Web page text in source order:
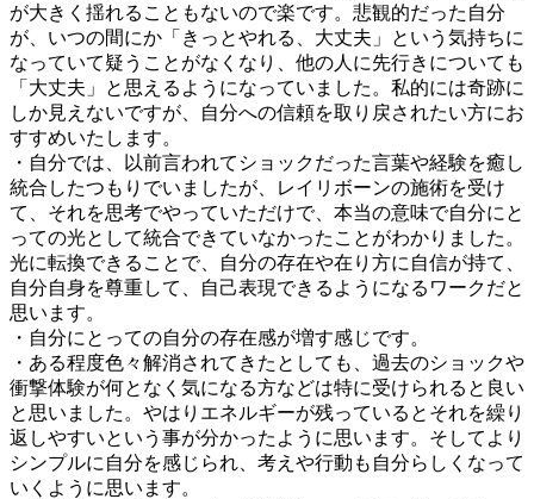
が大きく揺れることもないので楽です。悲観的だった自分
が、いつの間にか「きっとやれる、大丈夫」という気持ちに
なっていて疑うことがなくなり、他の人に先行きについても
「大丈夫」と思えるようになっていました。私的には奇跡に
しか見えないですが、自分への信頼を取り戻されたい方にお
すすめいたします。
・自分では、以前言われてショックだった言葉や経験を癒し
統合したつもりでいましたが、レイリボーンの施術を受け
て、それを思考でやっていただけで、本当の意味で自分にと
っての光として統合できていなかったことがわかりました。
光に転換できることで、自分の存在や在り方に自信が持て、
自分自身を尊重して、自己表現できるようになるワークだと
思います。
・自分にとっての自分の存在感が増す感じです。
・ある程度色々解消されてきたとしても、過去のショックや
衝撃体験が何となく気になる方などは特に受けられると良い
と思いました。やはりエネルギーが残っているとそれを繰り
返しやすいという事が分かったように思います。そしてより
シンプルに自分を感じられ、考えや行動も自分らしくなって
いくように思います。